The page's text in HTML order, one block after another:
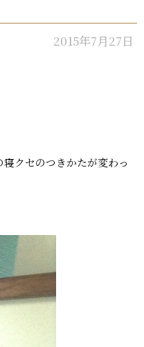
2015年7月27日
クセのつきかたが変わっ